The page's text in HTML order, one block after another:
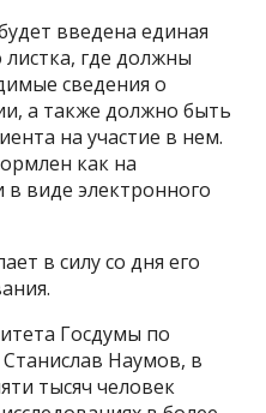
введена единая
где должны
сведения о
а также должно быть
на участие в нем.
как на
виде электронного
в силу со дня его
Госдумы по
Наумов, в
тысяч человек